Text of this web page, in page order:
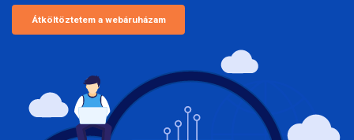
Átköltöztetem a webáruházam